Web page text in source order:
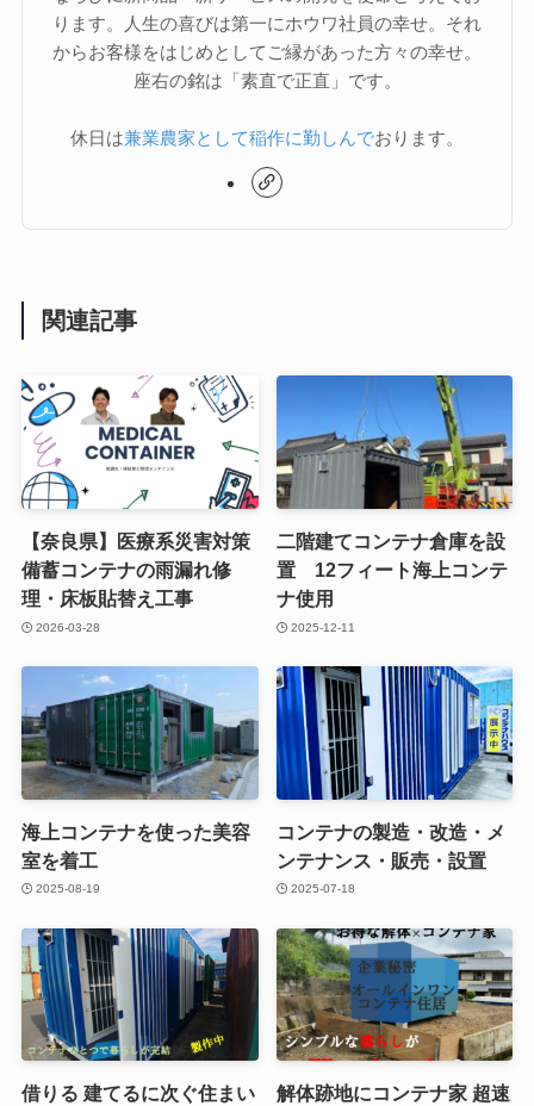
ります。人生の喜びは第一にホウワ社員の幸せ。それ
からお客様をはじめとしてご縁があった方々の幸せ。
座右の銘は「素直で正直」です。
休日は兼業農家として稲作に勤しんでおります。
関連記事
【奈良県】医療系災害対策
備蓄コンテナの雨漏れ修
理・床板貼替え工事
2026-03-28
二階建てコンテナ倉庫を設
置 12フィート海上コンテ
ナ使用
2025-12-11
海上コンテナを使った美容
室を着工
2025-08-19
コンテナの製造・改造・メ
ンテナンス・販売・設置
2025-07-18
借りる 建てるに次ぐ住まい
解体跡地にコンテナ家 超速